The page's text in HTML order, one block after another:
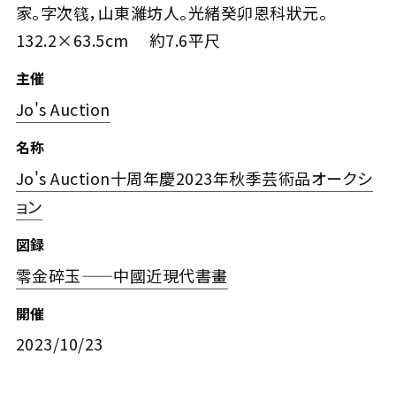
家。字次篯，山東濰坊人。光緒癸卯恩科狀元。
132.2×63.5cm 約7.6平尺
主催
Jo's Auction
名称
Jo's Auction十周年慶2023年秋季芸術品オークシ
ョン
図録
零金碎玉——中國近現代書畫
開催
2023/10/23